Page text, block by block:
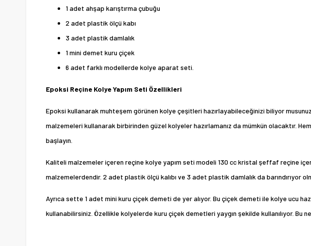
1 adet ahşap karıştırma çubuğu
2 adet plastik ölçü kabı
3 adet plastik damlalık
1 mini demet kuru çiçek
6 adet farklı modellerde kolye aparat seti.
Epoksi Reçine Kolye Yapım Seti Özellikleri
Epoksi kullanarak muhteşem görünen kolye çeşitleri hazırlayabileceğinizi biliyor
malzemeleri kullanarak birbirinden güzel kolyeler hazırlamanız da mümkün olacaktır.
başlayın.
Kaliteli malzemeler içeren reçine kolye yapım seti modeli 130 cc kristal şeffaf reçine
malzemelerdendir. 2 adet plastik ölçü kalıbı ve 3 adet plastik damlalık da barındırıyor
Ayrıca sette 1 adet mini kuru çiçek demeti de yer alıyor. Bu çiçek demeti ile kolye ucu
kullanabilirsiniz. Özellikle kolyelerde kuru çiçek demetleri yaygın şekilde kullanılıyor.